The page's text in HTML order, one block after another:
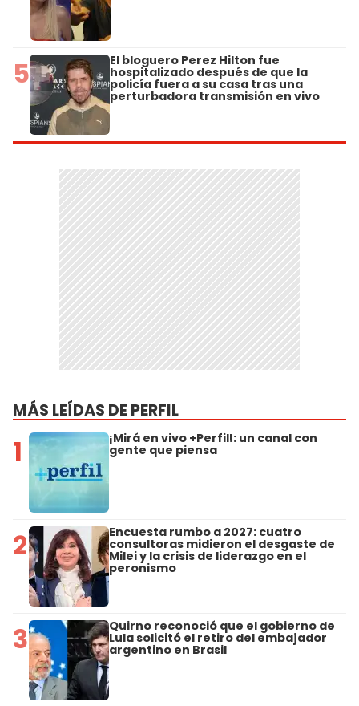
5 El bloguero Perez Hilton fue
hospitalizado después de que la
policía fuera a su casa tras una
perturbadora transmisión en vivo
MÁS LEÍDAS DE PERFIL
1 ¡Mirá en vivo +Perfil!: un canal con
gente que piensa
2 Encuesta rumbo a 2027: cuatro
consultoras midieron el desgaste de
Milei y la crisis de liderazgo en el
peronismo
3 Quirno reconoció que el gobierno de
Lula solicitó el retiro del embajador
argentino en Brasil